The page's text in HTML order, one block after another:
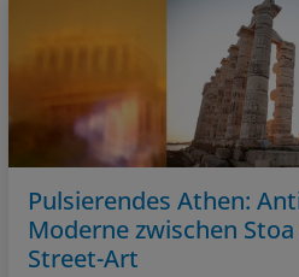
Pulsierendes Athen:
Moderne zwischen
Street-Art